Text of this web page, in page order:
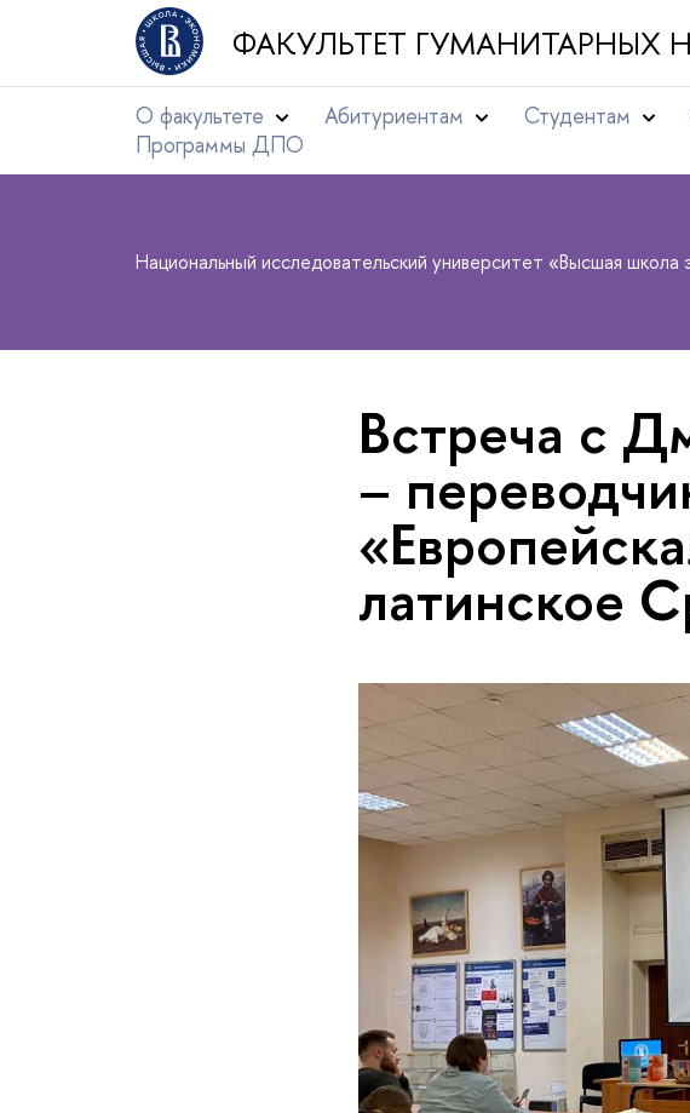
ФАКУЛЬТЕТ ГУМАНИТАРНЫХ
О факультете Абитуриентам Студентам
Программы ДПО
Национальный исследовательский университет «Высшая школа
Встреча с
–
латинское